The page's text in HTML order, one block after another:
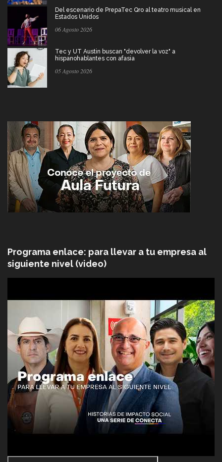
Del escenario de PrepaTec Qro al teatro musical en
Estados Unidos
06 Agosto 2026
Tec y UT Austin buscan "devolver la voz" a
hispanohablantes con afasia
05 Agosto 2026
Programa enlace: para llevar a tu empresa al
siguiente nivel (video)